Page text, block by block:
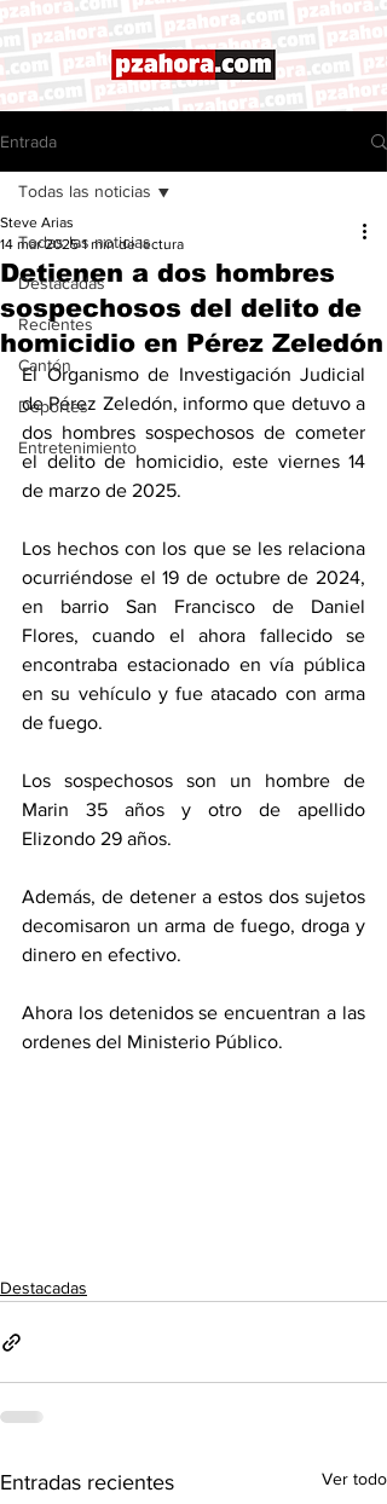
Entrada
Todas las noticias
Destacadas
Recientes
Cantón
Deportes
Entretenimiento
Todas las noticias
Detienen a dos hombres
sospechosos del delito de
homicidio en Pérez Zeledón
Steve Arias
14 mar 2025 1 min de lectura
El Organismo de Investigación Judicial
de Pérez Zeledón, informo que detuvo a
dos hombres sospechosos de cometer
el delito de homicidio, este viernes 14
de marzo de 2025.
Los hechos con los que se les relaciona
ocurriéndose el 19 de octubre de 2024,
en barrio San Francisco de Daniel
Flores, cuando el ahora fallecido se
encontraba estacionado en vía pública
en su vehículo y fue atacado con arma
de fuego.
Los sospechosos son un hombre de
Marin 35 años y otro de apellido
Elizondo 29 años.
Además, de detener a estos dos sujetos
decomisaron un arma de fuego, droga y
dinero en efectivo.
Ahora los detenidos se encuentran a las
ordenes del Ministerio Público.
Destacadas
Entradas recientes Ver todo